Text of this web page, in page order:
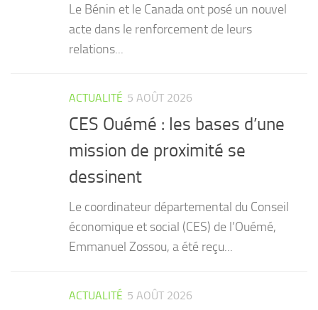
Le Bénin et le Canada ont posé un nouvel
acte dans le renforcement de leurs
relations...
ACTUALITÉ 5 AOÛT 2026
CES Ouémé : les bases d’une
mission de proximité se
dessinent
Le coordinateur départemental du Conseil
économique et social (CES) de l’Ouémé,
Emmanuel Zossou, a été reçu...
ACTUALITÉ 5 AOÛT 2026